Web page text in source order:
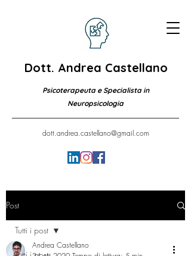
Dott. Andrea Castellano
Psicoterapeuta e Specialista in
Neuropsicologia
dott.andrea.castellano@gmail.com
Post
Tutti i post
Andrea Castellano